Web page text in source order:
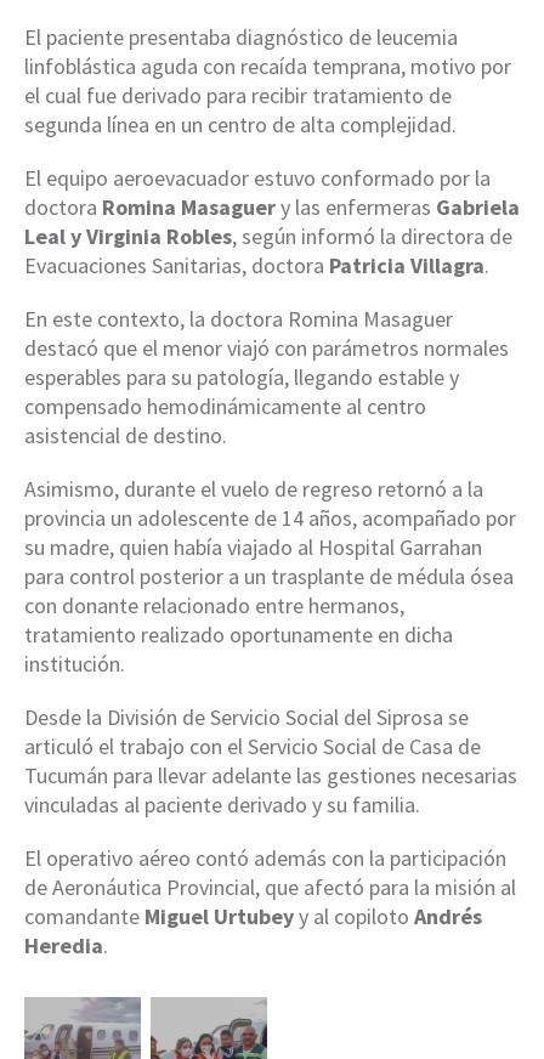
El paciente presentaba diagnóstico de leucemia
linfoblástica aguda con recaída temprana, motivo por
el cual fue derivado para recibir tratamiento de
segunda línea en un centro de alta complejidad.
El equipo aeroevacuador estuvo conformado por la
doctora Romina Masaguery las enfermeras Gabriela
Leal y Virginia Robles, según informó la directora de
Evacuaciones Sanitarias, doctora Patricia Villagra.
En este contexto, la doctora Romina Masaguer
destacó que el menor viajó con parámetros normales
esperables para su patología, llegando estable y
compensado hemodinámicamente al centro
asistencial de destino.
Asimismo, durante el vuelo de regreso retornó a la
provincia un adolescente de 14 años, acompañado por
su madre, quien había viajado al Hospital Garrahan
para control posterior a un trasplante de médula ósea
con donante relacionado entre hermanos,
tratamiento realizado oportunamente en dicha
institución.
Desde la División de Servicio Social del Siprosa se
articuló el trabajo con el Servicio Social de Casa de
Tucumán para llevar adelante las gestiones necesarias
vinculadas al paciente derivado y su familia.
El operativo aéreo contó además con la participación
de Aeronáutica Provincial, que afectó para la misión al
comandante Miguel Urtubeyy al copiloto Andrés
Heredia.